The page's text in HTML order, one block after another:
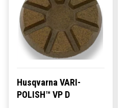
Husqvarna VARI-
POLISH™ VP D